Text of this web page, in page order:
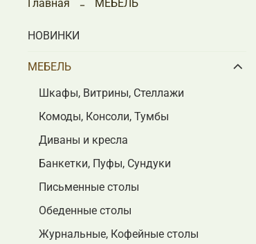
Главная МЕБЕЛЬ
НОВИНКИ
МЕБЕЛЬ
Шкафы, Витрины, Стеллажи
Комоды, Консоли, Тумбы
Диваны и кресла
Банкетки, Пуфы, Сундуки
Письменные столы
Обеденные столы
Журнальные, Кофейные столы